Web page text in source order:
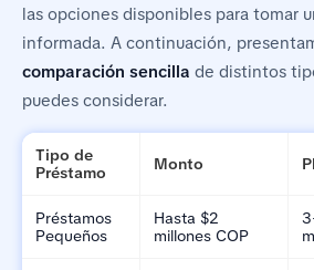
las opciones disponibles para tomar
informada. A continuación,
comparación sencilla de distintos
puedes considerar.
Tipo de
Préstamo
Monto
Préstamos
Pequeños
Hasta $2
millones COP